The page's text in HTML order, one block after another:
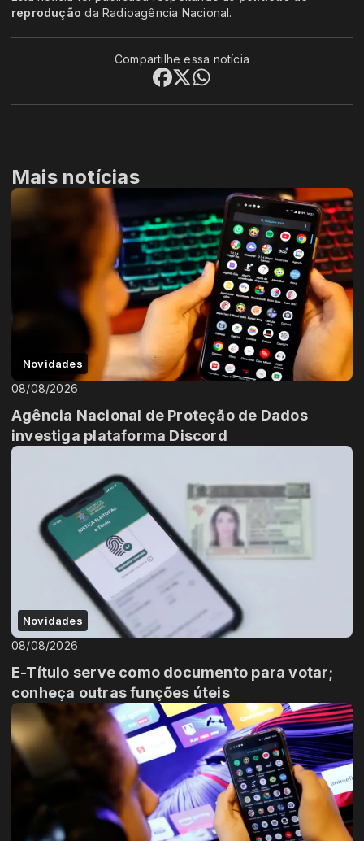
reprodução da Radioagência Nacional.
Compartilhe essa notícia
Mais notícias
Novidades
08/08/2026
Agência Nacional de Proteção de Dados
investiga plataforma Discord
Novidades
08/08/2026
E-Título serve como documento para votar;
conheça outras funções úteis